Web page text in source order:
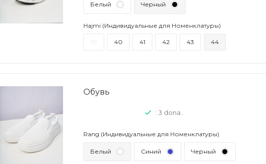
Белый Черный
Hajmi (Индивидуальные для Номенклатуры)
40 41 42 43 44
Обувь
: 3 dona..
Rang (Индивидуальные для Номенклатуры)
Белый Синий Черный